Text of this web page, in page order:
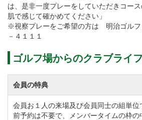
は、是非一度プレーをしていただきコー
肌で感じて確かめてください」
※視察プレーをご希望の方は 明治ゴル
－４１１１
ゴルフ場からのクラブライ
会員の特典
会員お１人の来場及び会員同士の組単
前予約は不要で、メンバータイムの枠